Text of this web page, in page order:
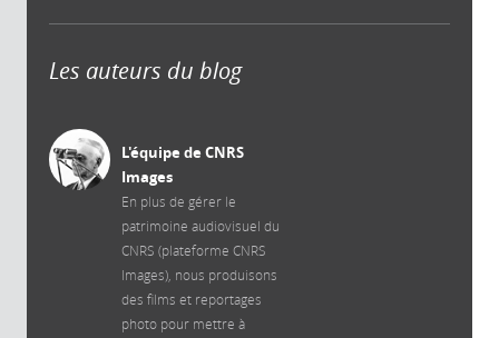
Les auteurs du blog
L'équipe de CNRS
Images
En plus de gérer le
patrimoine audiovisuel du
CNRS (plateforme CNRS
Images), nous produisons
des films et reportages
photo pour mettre à